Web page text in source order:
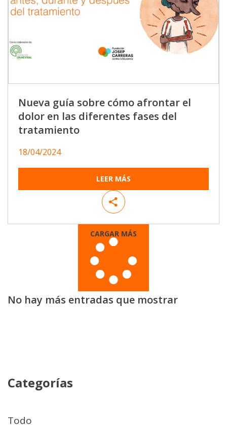
Nueva guía sobre cómo afrontar el
dolor en las diferentes fases del
tratamiento
18/04/2024
LEER MÁS
CARGAR MÁS
No hay más entradas que mostrar
Categorías
Todo